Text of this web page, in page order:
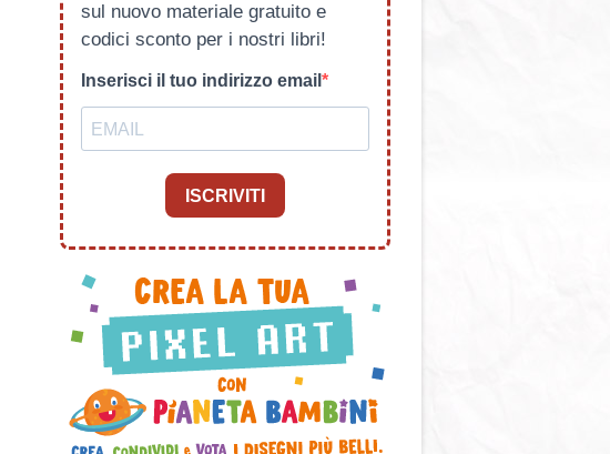
sul nuovo materiale gratuito e
codici sconto per i nostri libri!
Inserisci il tuo indirizzo email
ISCRIVITI